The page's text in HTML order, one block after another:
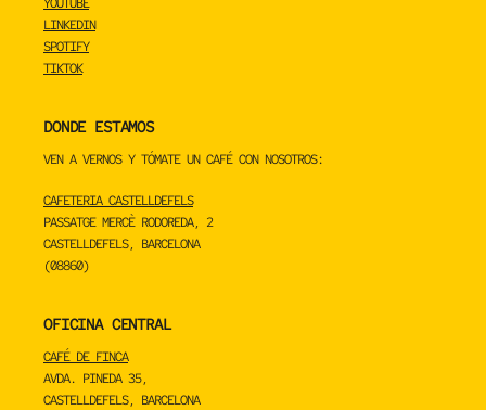
LINKEDIN
SPOTIFY
TIKTOK
DONDE ESTAMOS
VEN A VERNOS Y TÓMATE UN CAFÉ CON NOSOTROS:
CAFETERIA CASTELLDEFELS
PASSATGE MERCÈ RODOREDA, 2
CASTELLDEFELS, BARCELONA
(08860)
OFICINA CENTRAL
CAFÉ DE FINCA
AVDA. PINEDA 35,
CASTELLDEFELS, BARCELONA